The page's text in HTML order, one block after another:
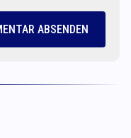
ABSENDEN